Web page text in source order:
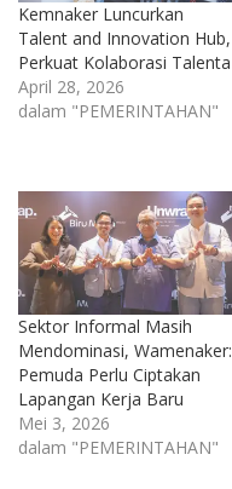
Kemnaker Luncurkan
Talent and Innovation Hub,
Perkuat Kolaborasi Talenta
April 28, 2026
dalam "PEMERINTAHAN"
Sektor Informal Masih
Mendominasi, Wamenaker:
Pemuda Perlu Ciptakan
Lapangan Kerja Baru
Mei 3, 2026
dalam "PEMERINTAHAN"